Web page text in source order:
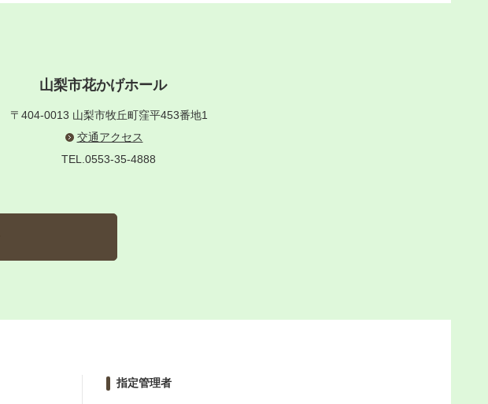
山梨市花かげホール
〒404-0013 山梨市牧丘町窪平453番地1
交通アクセス
TEL.0553-35-4888
指定管理者